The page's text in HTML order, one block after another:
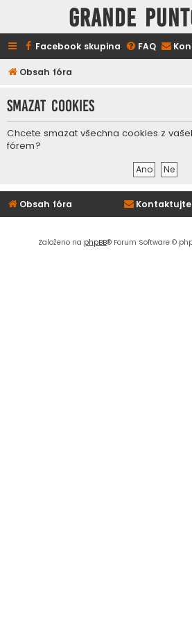
GRANDE
Facebook skupina FAQ
Obsah fóra
Smazat cookies
Chcete smazat všechna cookies z
fórem?
Obsah fóra
Založeno na phpBB® Forum Software ©